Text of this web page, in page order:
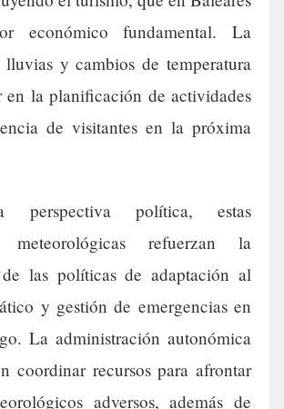
económico fundamental. La
y cambios de temperatura
la planificación de actividades
de visitantes en la próxima
perspectiva política, estas
meteorológicas refuerzan la
las políticas de adaptación al
y gestión de emergencias en
La administración autonómica
coordinar recursos para afrontar
adversos, además de